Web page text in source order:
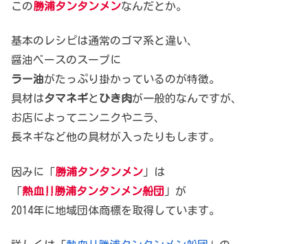
この勝浦タンタンメンなんだとか。
基本のレシピは通常のゴマ系と違い、
醤油ベースのスープに
ラー油がたっぷり掛かっているのが特徴。
具材はタマネギと ひき肉が一般的なんですが、
お店によってニンニクやニラ、
長ネギなど他の具材が入ったりもします。
因みに「勝浦タンタンメン 」は
「熱血‼︎勝浦タンタンメン船団 」が
2014年に地域団体商標を取得しています。